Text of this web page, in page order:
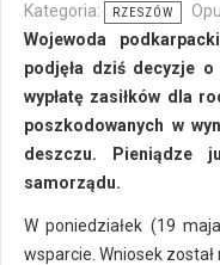
Kategoria: RZESZÓW
Wojewoda
podjęła dziś decyzje
wypłatę zasiłków dla
poszkodowanych w
deszczu. Pieniądze
samorządu.
W poniedziałek (19
wsparcie. Wniosek